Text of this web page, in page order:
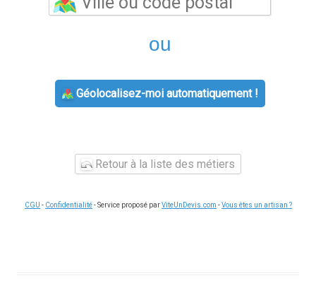
ou
Géolocalisez-moi automatiquement !
Retour à la liste des métiers
CGU - Confidentialité- Service proposé parViteUnDevis.com -Vous êtes un artisan ?